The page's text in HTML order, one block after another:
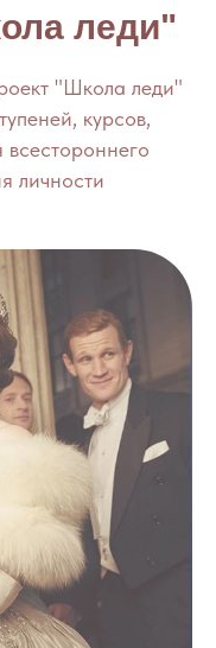
леди"
"Школа леди"
курсов,
всестороннего
личности